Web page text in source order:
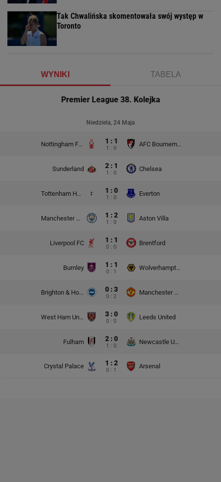
Tak Chwalińska skomentowała swój występ w
Toronto
WYNIKI TABELA
Premier League 38. Kolejka
Niedziela, 24 Maja
Nottingham Forest 1 : 1
1 : 0
AFC Bournemouth
Sunderland 2 : 1
1 : 0
Chelsea
Tottenham Hotspur 1 : 0
1 : 0
Everton
Manchester City 1 : 2
1 : 0
Aston Villa
Liverpool FC 1 : 1
0 : 0
Brentford
Burnley 1 : 1
0 : 1
Wolverhampton Wanderers
Brighton & Hove Albion 0 : 3
0 : 2
Manchester United
West Ham United 3 : 0
0 : 0
Leeds United
Fulham 2 : 0
1 : 0
Newcastle United
Crystal Palace 1 : 2
0 : 1
Arsenal